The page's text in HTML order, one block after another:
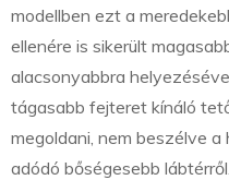
modellben ezt a
ellenére is sikerült
alacsonyabbra
tágasabb fejteret kínáló
megoldani, nem beszélve
adódó bőségesebb